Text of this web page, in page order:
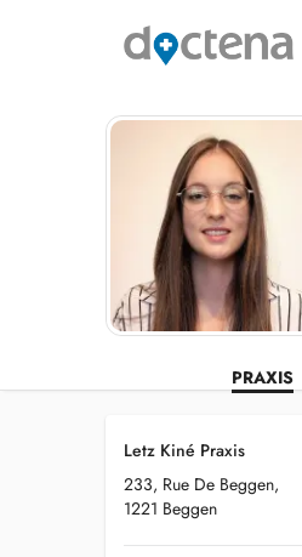
PRAXIS
Letz Kiné Praxis
233, Rue De Beggen,
1221 Beggen